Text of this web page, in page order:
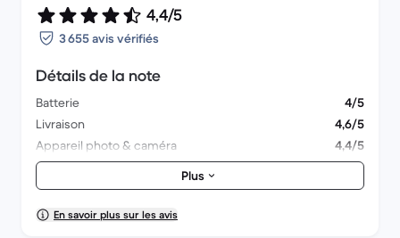
4,4/5
3 655 avis vérifiés
Détails de la note
Batterie
4/5
Livraison
4,6/5
Appareil photo & caméra
4,4/5
Accessoires
4,2/5
Emballage
4,6/5
Performances globales
Plus
En savoir plus sur les avis